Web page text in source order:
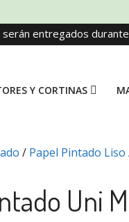
entregados
Y CORTINAS
/ Papel Pintado Liso
Uni